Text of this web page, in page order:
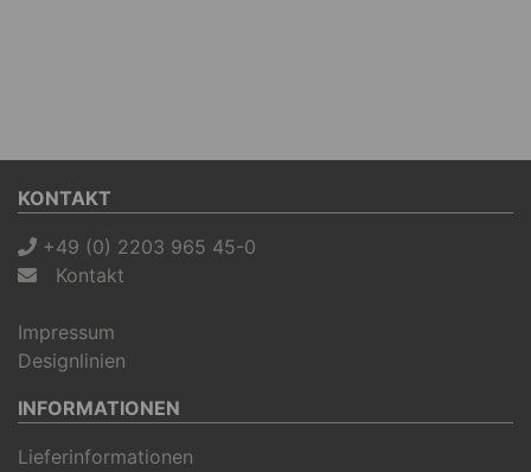
KONTAKT
+49 (0) 2203 965 45-0
Kontakt
Impressum
Designlinien
INFORMATIONEN
Lieferinformationen